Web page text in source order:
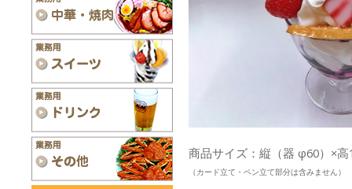
商品サイズ：縦（器 φ60）×高
（カード立て・ペン立て部分は含みません）